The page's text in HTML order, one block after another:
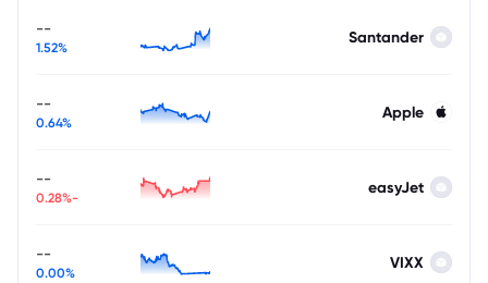
Santander
--
1.52%
Apple
--
0.64%
easyJet
--
-0.28%
VIXX
--
0.00%